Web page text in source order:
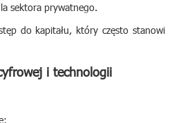
sektora prywatnego.
do kapitału, który często stanowi
i technologii